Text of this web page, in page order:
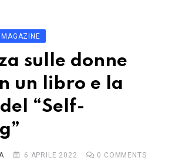
MAGAZINE
sulle donne
un libro e la
“Self-
6 APRILE 2022 0 COMMENTS